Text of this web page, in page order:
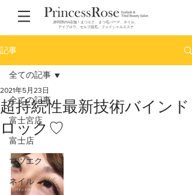
静岡県内4店舗！まつエク、まつ毛パーマ、ネイル、
アイブロウ、セルフ脱毛、フェイシャルエステ
記事
全ての記事
富士宮店
富士店
マツエク
ネイル
全ての記事
超持続性最新技術バインド
ロック♡
2021年5月23日